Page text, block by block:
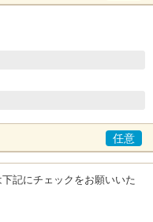
記にチェックをお願いいた